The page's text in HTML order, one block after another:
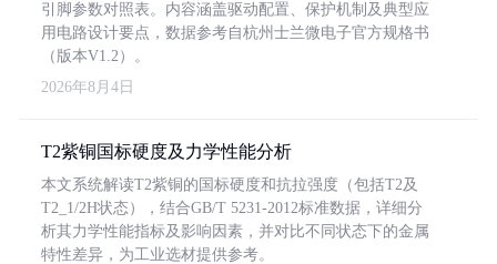
引脚参数对照表。内容涵盖驱动配置、保护机制及典型应
用电路设计要点，数据参考自杭州士兰微电子官方规格书
（版本V1.2）。
2026年8月4日
T2紫铜国标硬度及力学性能分析
本文系统解读T2紫铜的国标硬度和抗拉强度（包括T2及
T2_1/2H状态），结合GB/T 5231-2012标准数据，详细分
析其力学性能指标及影响因素，并对比不同状态下的金属
特性差异，为工业选材提供参考。